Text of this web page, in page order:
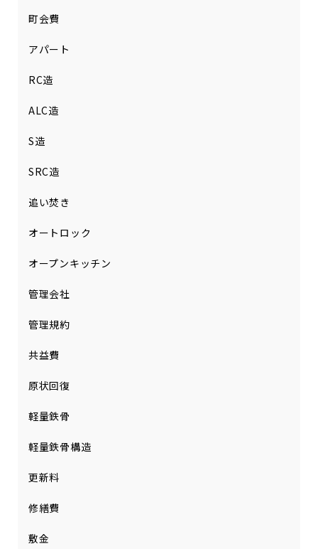
町会費
アパート
RC造
ALC造
S造
SRC造
追い焚き
オートロック
オープンキッチン
管理会社
管理規約
共益費
原状回復
軽量鉄骨
軽量鉄骨構造
更新料
修繕費
敷金